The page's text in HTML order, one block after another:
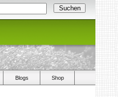
Blogs Shop